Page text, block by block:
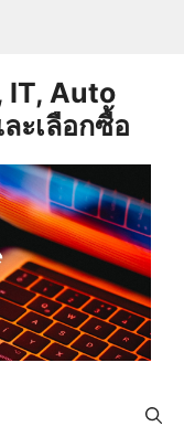
IT, Auto
ะเลือกซื้อ